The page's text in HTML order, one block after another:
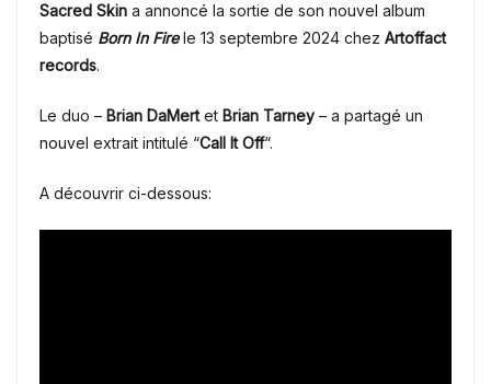
Sacred Skin a annoncé la sortie de son nouvel album
baptisé Born In Firele 13 septembre 2024 chez Artoffact
records.
Le duo – Brian DaMertet Brian Tarney – a partagé un
nouvel extrait intitulé “Call It Off“.
A découvrir ci-dessous: